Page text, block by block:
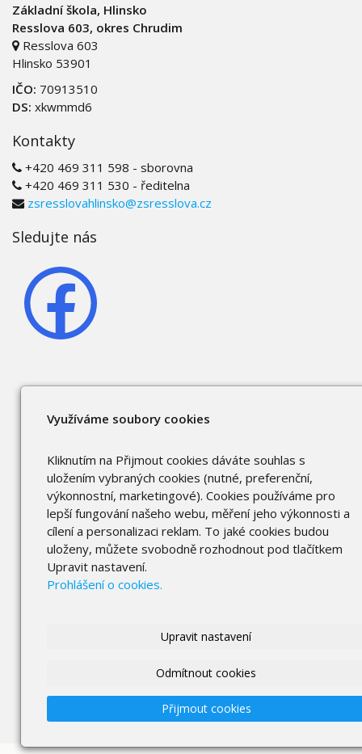
Základní škola, Hlinsko
Resslova 603, okres Chrudim
Resslova 603
Hlinsko 53901
IČO: 70913510
DS: xkwmmd6
Kontakty
+420 469 311 598 - sborovna
+420 469 311 530 - ředitelna
zsresslovahlinsko@zsresslova.cz
Sledujte nás
Využíváme soubory cookies
Kliknutím na Přijmout cookies dáváte souhlas s
uložením vybraných cookies (nutné, preferenční,
výkonnostní, marketingové). Cookies používáme pro
lepší fungování našeho webu, měření jeho výkonnosti a
cílení a personalizaci reklam. To jaké cookies budou
uloženy, můžete svobodně rozhodnout pod tlačítkem
Upravit nastavení.
Prohlášení o cookies.
Upravit nastavení
Odmítnout cookies
Přijmout cookies